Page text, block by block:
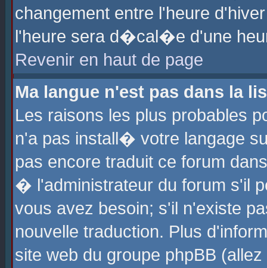
changement entre l'heure
l'heure sera d�cal�e d'une
Revenir en haut de page
Ma langue n'est pas dans la
Les raisons les plus probables
n'a pas install� votre langage
pas encore traduit ce forum
� l'administrateur du forum s'il
vous avez besoin; s'il n'existe
nouvelle traduction. Plus
site web du groupe phpBB